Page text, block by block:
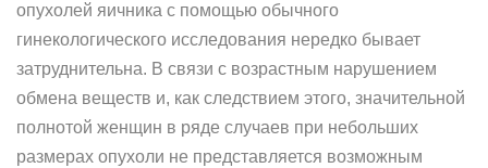
опухолей яичника с помощью обычного
гинекологического исследования нередко бывает
затруднительна. В связи с возрастным нарушением
обмена веществ и, как следствием этого, значительной
полнотой женщин в ряде случаев при небольших
размерах опухоли не представляется возможным